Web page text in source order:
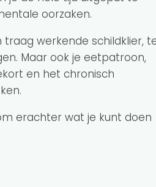
oorzaken.
traag werkende schildklier,
Maar ook je eetpatroon,
en het chronisch
erachter wat je kunt doen